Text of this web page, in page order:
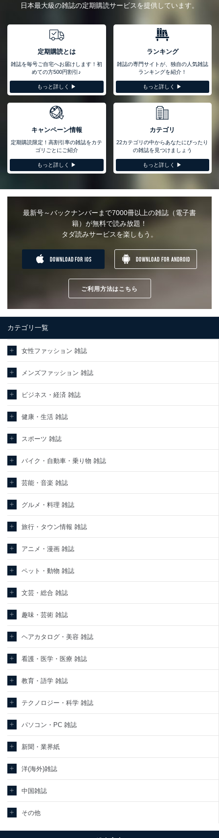
日本最大級の雑誌の定期購読サービスを提供しています。
定期購読とは
雑誌を毎号ご自宅へお届けします！初
めての方500円割引♪
もっと詳しく ▶︎
ランキング
雑誌の専門サイトが、独自の人気雑誌
ランキングを紹介！
もっと詳しく ▶︎
キャンペーン情報
定期購読限定！高割引率の雑誌をカテ
ゴリごとにご紹介
もっと詳しく ▶︎
カテゴリ
22カテゴリの中からあなたにぴったり
の雑誌を見つけましょう
もっと詳しく ▶︎
最新号～バックナンバーまで7000冊以上の雑誌（電子書
籍）が無料で読み放題！
タダ読みサービスを楽しもう。
DOWNLOAD FOR IOS DOWNLOAD FOR ANDROID
ご利用方法はこちら
カテゴリ一覧
女性ファッション 雑誌
メンズファッション 雑誌
ビジネス・経済 雑誌
健康・生活 雑誌
スポーツ 雑誌
バイク・自動車・乗り物 雑誌
芸能・音楽 雑誌
グルメ・料理 雑誌
旅行・タウン情報 雑誌
アニメ・漫画 雑誌
ペット・動物 雑誌
文芸・総合 雑誌
趣味・芸術 雑誌
ヘアカタログ・美容 雑誌
看護・医学・医療 雑誌
教育・語学 雑誌
テクノロジー・科学 雑誌
パソコン・PC 雑誌
新聞・業界紙
洋(海外)雑誌
中国雑誌
その他